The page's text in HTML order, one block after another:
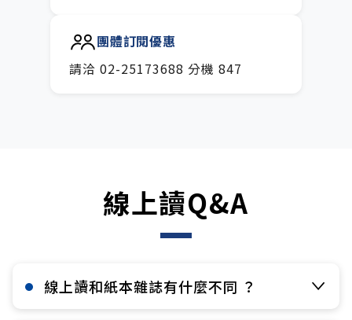
團體訂閱優惠
請洽 02-25173688 分機 847
線上讀Q&A
線上讀和紙本雜誌有什麼不同 ？​